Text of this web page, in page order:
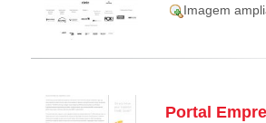
Imagem
Portal